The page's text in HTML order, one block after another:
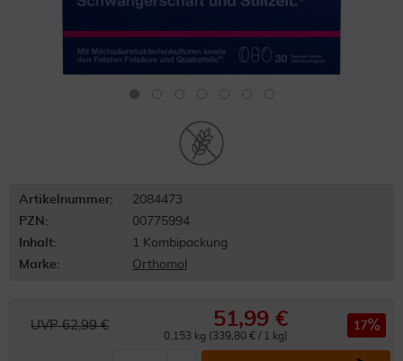
Artikelnummer:
2084473
PZN:
00775994
Inhalt:
1 Kombipackung
Marke:
Orthomol
UVP 62,99 € 51,99 €
0.153 kg (339,80 € / 1 kg)
17